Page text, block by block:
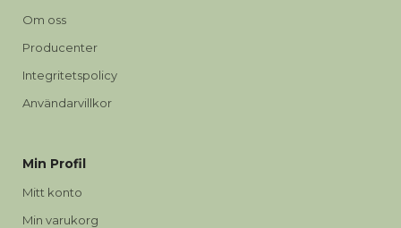
Om oss
Producenter
Integritetspolicy
Användarvillkor
Min Profil
Mitt konto
Min varukorg